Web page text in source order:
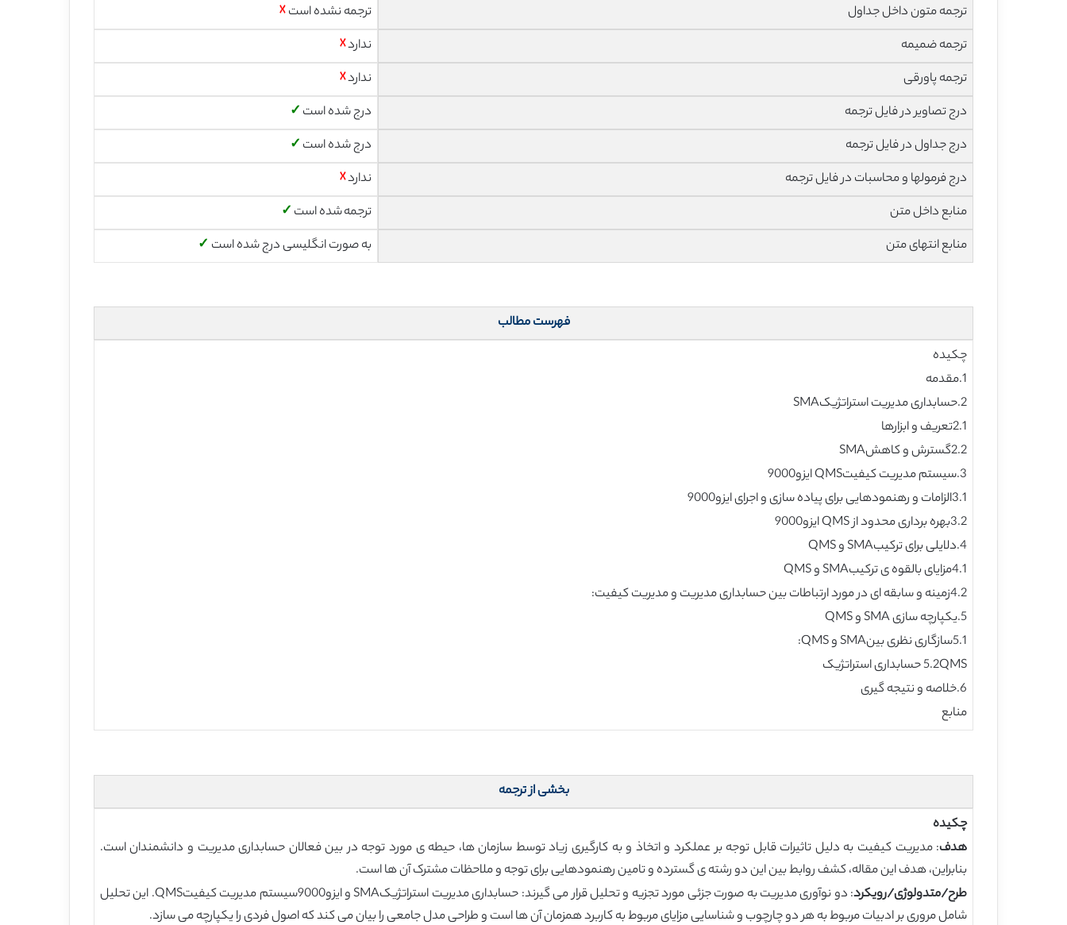
ترجمه متون داخل جداول
ترجمه نشده است☓
ترجمه ضمیمه
ندارد☓
ترجمه پاورقی
ندارد☓
درج تصاویر در فایل ترجمه
درج شده است ✓
درج جداول در فایل ترجمه
درج شده است ✓
درج فرمولها و محاسبات در فایل ترجمه
ندارد☓
منابع داخل متن
ترجمه شده است ✓
منابع انتهای متن
به صورت انگلیسی درج شده است ✓
فهرست مطالب
چکیده
1.مقدمه
2.حسابداری مدیریت استراتژیکSMA
2.1تعریف و ابزارها
2.2گسترش و کاهشSMA
3.سیستم مدیریت کیفیتQMS ایزو9000
3.1الزامات و رهنمودهایی برای پیاده سازی و اجرای ایزو9000
3.2بهره برداری محدود از QMS ایزو9000
4.دلایلی برای ترکیبSMA و QMS
4.1مزایای بالقوه ی ترکیبSMA و QMS
4.2زمینه و سابقه ای در مورد ارتباطات بین حسابداری مدیریت و مدیریت کیفیت:
5.یکپارچه سازی SMA و QMS
5.1سازگاری نظری بینSMA و QMS:
5.2QMS حسابداری استراتژیک
6.خلاصه و نتیجه گیری
منابع
بخشی از ترجمه
چکیده
هدف: مدیریت کیفیت به دلیل تاثیرات قابل توجه بر عملکرد و اتخاذ و به کارگیری زیاد توسط سازمان ها، حیطه ی مورد توجه در بین فعالان حسابداری مدیریت و دانشمندان است.
بنابراین، هدف این مقاله، کشف روابط بین این دو رشته ی گسترده و تامین رهنمودهایی برای توجه و ملاحظات مشترک آن ها است.
طرح/متدولوژی/رویکرد
: دو نوآوری مدیریت به صورت جزئی مورد تجزیه و تحلیل قرار می گیرند: حسابداری مدیریت استراتژیکSMA و ایزو9000سیستم مدیریت کیفیتQMS. این تحلیل
شامل مروری بر ادبیات مربوط به هر دو چارچوب و شناسایی مزایای مربوط به کاربرد همزمان آن ها است و طراحی مدل جامعی را بیان می کند که اصول فردی را یکپارچه می سازد.